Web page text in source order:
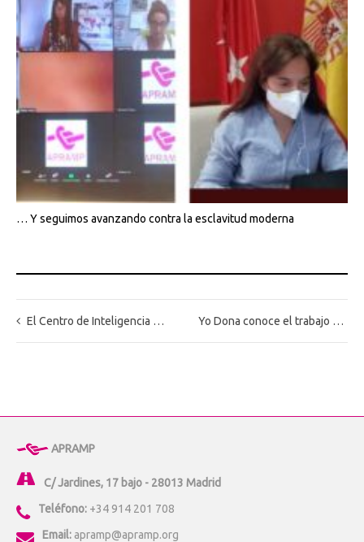
… Y seguimos avanzando contra la esclavitud moderna
El Centro de Inteligencia contra el Terrorismo y el Crimen Organizado (CITCO) publica el Balance de Balance estadístico 2019-2023. Trata y explotación de seres humanos en España Yo Dona conoce el trabajo de APRAMP tras la pista de las chaquetas de la Reina
APRAMP
C/ Jardines, 17 bajo - 28013 Madrid
Teléfono: +34 914 201 708
Email: apramp@apramp.org